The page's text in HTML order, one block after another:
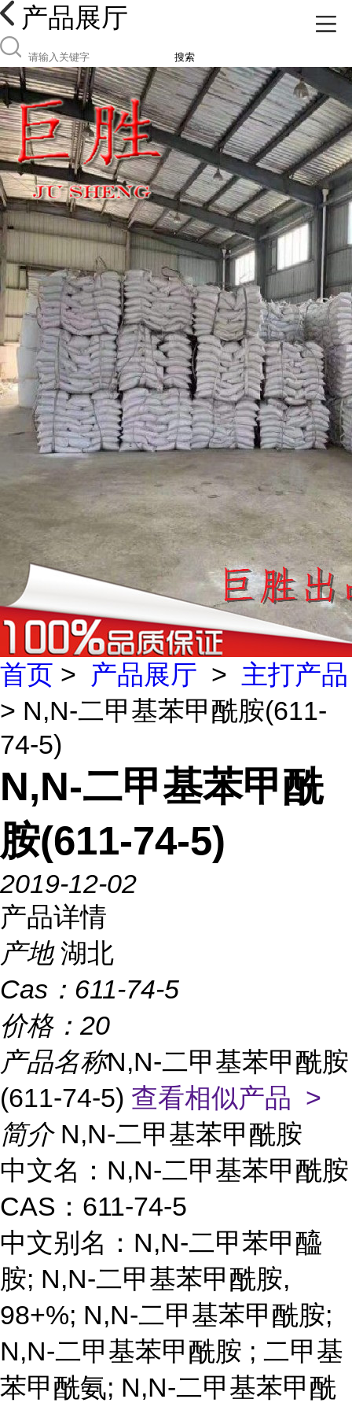
产品展厅
搜索
首页 > 产品展厅 > 主打产品
> N,N-二甲基苯甲酰胺(611-
74-5)
N,N-二甲基苯甲酰
胺(611-74-5)
2019-12-02
产品详情
产地 湖北
Cas： 611-74-5
价格： 20
产品名称N,N-二甲基苯甲酰胺
(611-74-5) 查看相似产品 >
简介 N,N-二甲基苯甲酰胺
中文名：N,N-二甲基苯甲酰胺
CAS：611-74-5
中文别名：N,N-二甲苯甲醯
胺; N,N-二甲基苯甲酰胺,
98+%; N,N-二甲基苯甲酰胺;
N,N-二甲基苯甲酰胺 ; 二甲基
苯甲酰氨; N,N-二甲基苯甲酰